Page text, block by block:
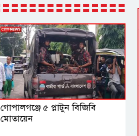
গোপালগঞ্জে ৫ প্লাটুন বিজিবি
মোতায়েন